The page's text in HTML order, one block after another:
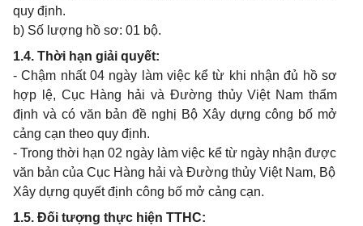
quy định.
b) Số lượng hồ sơ: 01 bộ.
1.4. Thời hạn giải quyết:
- Chậm nhất 04 ngày làm việc kể từ khi nhận đủ hồ sơ
hợp lệ, Cục Hàng hải và Đường thủy Việt Nam thẩm
định và có văn bản đề nghị Bộ Xây dựng công bố mở
cảng cạn theo quy định.
- Trong thời hạn 02 ngày làm việc kể từ ngày nhận được
văn bản của Cục Hàng hải và Đường thủy Việt Nam, Bộ
Xây dựng quyết định công bố mở cảng cạn.
1.5. Đối tượng thực hiện TTHC: